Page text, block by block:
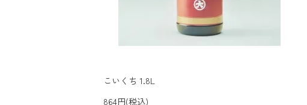
こいくち 1.8L
864円(税込)